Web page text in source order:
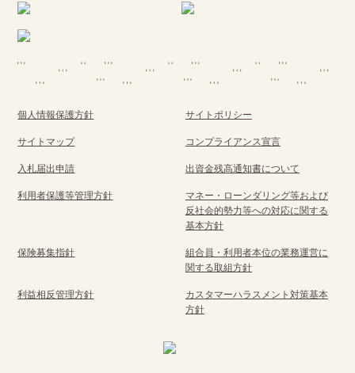
個人情報保護方針 サイトポリシー
サイトマップ コンプライアンス宣言
入札届出申請 出資金残高通知書について
利用者保護等管理方針
マネー・ローンダリング等および
反社会的勢力等への対応に関する
基本方針
保険募集指針
組合員・利用者本位の業務運営に
関する取組方針
利益相反管理方針
カスタマーハラスメント対策基本
方針